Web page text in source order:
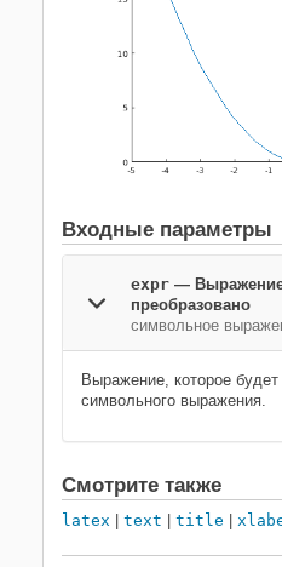
Входные параметры
expr —
преобразовано
символьное
Выражение, которое
символьного выражения.
Смотрите также
latex | text | title |